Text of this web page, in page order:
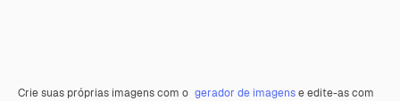
Crie suas próprias imagens com o gerador de imagense edite-as com